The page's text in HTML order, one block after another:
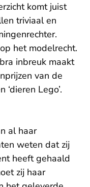
komt juist
triviaal en
het modelrecht.
inbreuk maakt
van de
‘dieren Lego’.
al haar
weten dat zij
heeft gehaald
zij haar